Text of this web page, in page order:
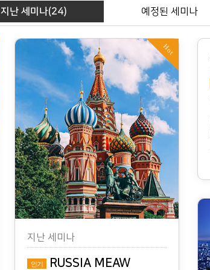
지난 세미나(24) 예정된 세미나
Hot
지난 세미나
인기
RUSSIA MEAW